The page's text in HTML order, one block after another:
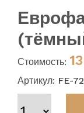
Стоимость:
Артикул: FE-72